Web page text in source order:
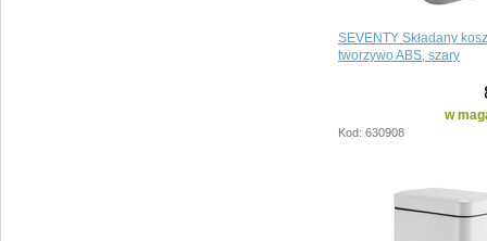
SEVENTY Składany
tworzywo ABS, szary
w
Kod: 630908